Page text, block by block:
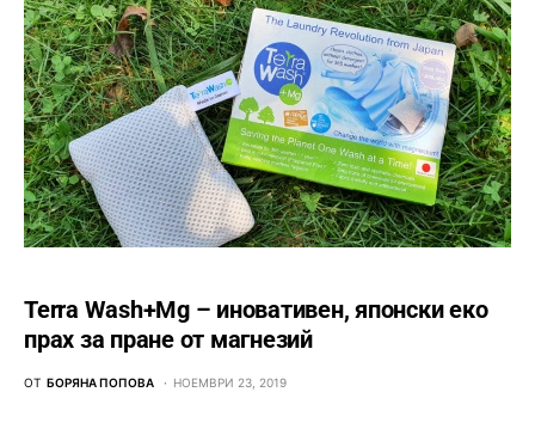
Terra Wash+Mg – иновативен, японски еко
прах за пране от магнезий
ОТ БОРЯНА ПОПОВА НОЕМВРИ 23, 2019